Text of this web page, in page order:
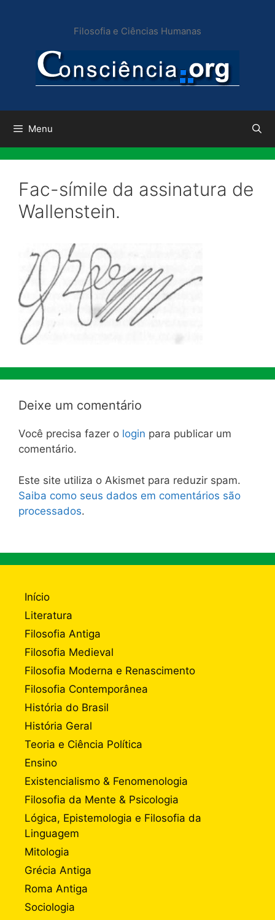
conteúdo
Filosofia e Ciências Humanas
Menu
Fac-símile da assinatura de
Wallenstein.
Deixe um comentário
Você precisa fazer o login para publicar um
comentário.
Este site utiliza o Akismet para reduzir spam.
Saiba como seus dados em comentários são
processados.
Início
Literatura
Filosofia Antiga
Filosofia Medieval
Filosofia Moderna e Renascimento
Filosofia Contemporânea
História do Brasil
História Geral
Teoria e Ciência Política
Ensino
Existencialismo & Fenomenologia
Filosofia da Mente & Psicologia
Lógica, Epistemologia e Filosofia da
Linguagem
Mitologia
Grécia Antiga
Roma Antiga
Sociologia